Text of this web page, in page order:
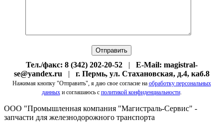
Тел./факс: 8 (342) 202-20-52 |
E-Mail: magistral-
se@yandex.ru
| г. Пермь, ул. Стахановская, д.4, каб.8
Нажимая кнопку "Отправить", я даю свое согласие на обработку персональных
данныхи соглашаюсь с политикой конфиденциальности.
ООО "Промышленная компания "Магистраль-Сервис" -
запчасти для железнодорожного транспорта